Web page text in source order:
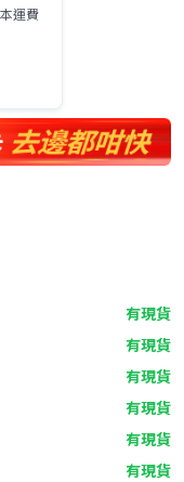
運費
有現貨
有現貨
有現貨
有現貨
有現貨
有現貨